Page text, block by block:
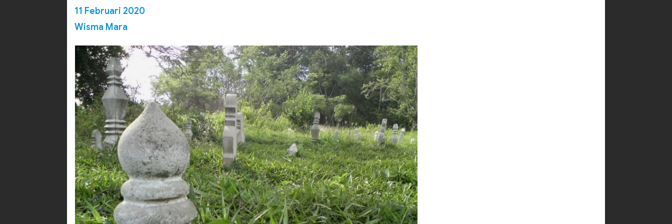
11 Februari 2020
Wisma Mara